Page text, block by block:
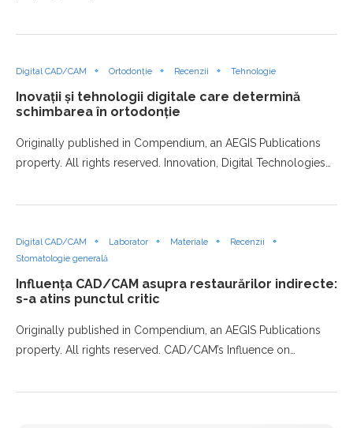
Digital CAD/CAM Ortodonție Recenzii Tehnologie
Inovații și tehnologii digitale care determină
schimbarea în ortodonție
Originally published in Compendium, an AEGIS Publications
property. All rights reserved. Innovation, Digital Technologies…
Digital CAD/CAM Laborator Materiale
Recenzii
Stomatologie generală
Influența CAD/CAM asupra restaurărilor indirecte:
s-a atins punctul critic
Originally published in Compendium, an AEGIS Publications
property. All rights reserved. CAD/CAM’s Influence on…